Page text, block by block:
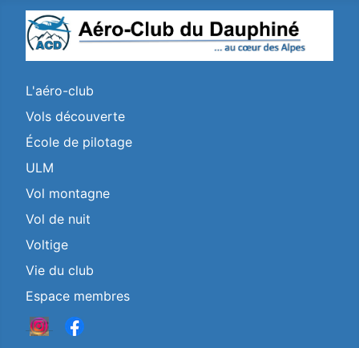
L'aéro-club
Vols découverte
École de pilotage
ULM
Vol montagne
Vol de nuit
Voltige
Vie du club
Espace membres